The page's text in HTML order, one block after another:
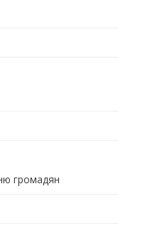
громадян